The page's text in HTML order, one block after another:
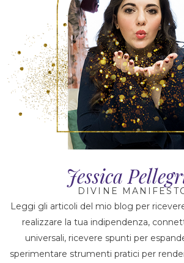
Jessica
DIVINE
Leggi gli articoli del mio blog per
realizzare la tua indipendenza,
universali, ricevere spunti per
sperimentare strumenti pratici per